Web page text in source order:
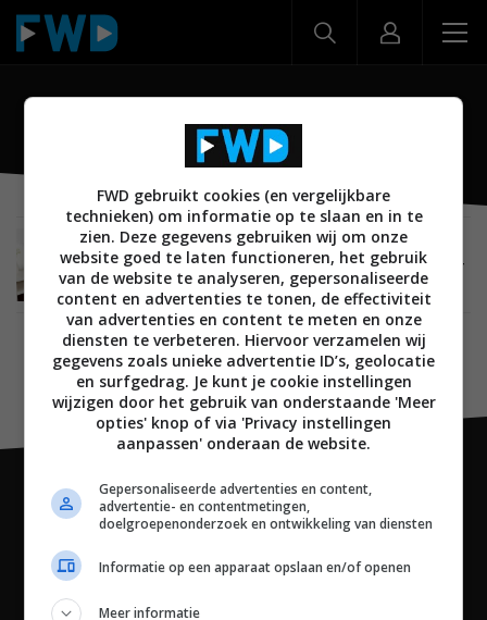
Orbitsound
AUDIO 08 OKTOBER 2013
Orbitsound SB60 Soundbase speaker voor onder
de tv
FWD gebruikt cookies (en vergelijkbare
technieken) om informatie op te slaan en in te
zien. Deze gegevens gebruiken wij om onze
website goed te laten functioneren, het gebruik
van de website te analyseren, gepersonaliseerde
content en advertenties te tonen, de effectiviteit
van advertenties en content te meten en onze
diensten te verbeteren. Hiervoor verzamelen wij
gegevens zoals unieke advertentie ID’s, geolocatie
en surfgedrag. Je kunt je cookie instellingen
wijzigen door het gebruik van onderstaande 'Meer
opties' knop of via 'Privacy instellingen
aanpassen' onderaan de website.
Gepersonaliseerde advertenties en content,
advertentie- en contentmetingen,
doelgroepenonderzoek en ontwikkeling van diensten
Informatie op een apparaat opslaan en/of openen
Meer informatie